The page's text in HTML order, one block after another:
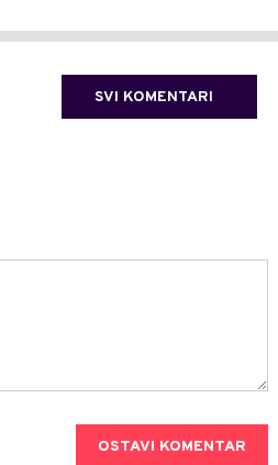
SVI KOMENTARI
OSTAVI KOMENTAR